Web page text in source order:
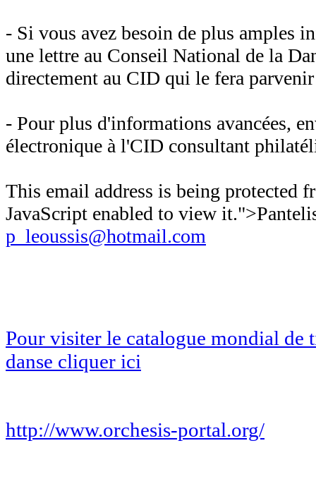
- Si vous avez besoin de plus amples
une lettre au Conseil National de la
directement au CID qui le fera
- Pour plus d'informations avancées,
électronique à l'CID consultant
This email address is being protected
JavaScript enabled to view it.
p_leoussis@hotmail.com
Pour visiter le catalogue mondial de
danse cliquer ici
http://www.orchesis-portal.org/